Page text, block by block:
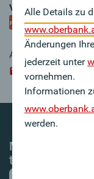
Veröffentlichung
Zur Statistik
Alternativ kann
xs2a-
Mit dem
top informiert!
Alle Details zu
Änderungen
jederzeit unter
vornehmen.
Informationen
werden.